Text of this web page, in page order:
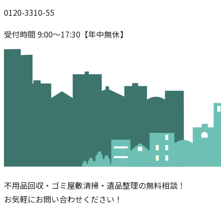
0120-3310-55
受付時間 9:00〜17:30【年中無休】
不用品回収・ゴミ屋敷清掃・遺品整理の無料相談！
お気軽にお問い合わせください！